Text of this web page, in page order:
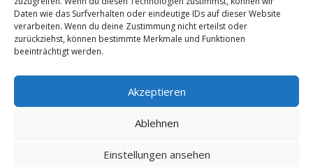
Daten wie das Surfverhalten oder eindeutige IDs auf dieser Website
verarbeiten. Wenn du deine Zustimmung nicht erteilst oder
zurückziehst, können bestimmte Merkmale und Funktionen
beeinträchtigt werden.
Akzeptieren
Ablehnen
Einstellungen ansehen
Monteurzimmer
Hannover für
Bauarbeiter aus Bad
Dürrenberg
Messezimmer Bad
inklusive Küche &
Copyright 2025/26 - Wohnung mieten |